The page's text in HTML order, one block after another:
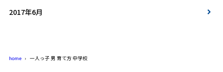
2017年6月
home 一人っ子 男 育て方 中学校